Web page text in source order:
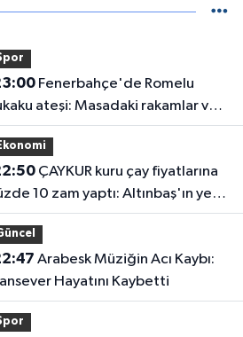
Fenerbahçe'de Romelu
ateşi: Masadaki rakamlar ve
detayları belli oldu
ÇAYKUR kuru çay fiyatlarına
10 zam yaptı: Altınbaş'ın yeni
belli oldu
Hayatını Kaybetti